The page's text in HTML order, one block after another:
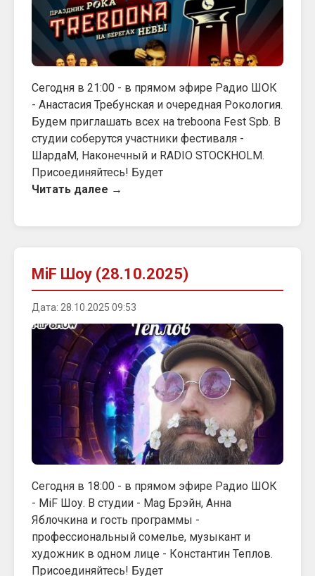
Сегодня в 21:00 - в прямом эфире Радио ШОК
- Анастасия Требунская и очередная Рокология.
Будем приглашать всех на treboona Fest Spb. В
студии соберутся участники фестиваля -
ШардаМ, Наконечный и RADIO STOCKHOLM.
Присоединяйтесь! Будет
Читать далее →
MiF Шоу (28.10.2025)
Дата: 28.10.2025 09:53
Сегодня в 18:00 - в прямом эфире Радио ШОК
- MiF Шоу. В студии - Mag Брэйн, Анна
Яблочкина и гость программы -
профессиональный сомелье, музыкант и
художник в одном лице - Константин Теплов.
Присоединяйтесь! Будет